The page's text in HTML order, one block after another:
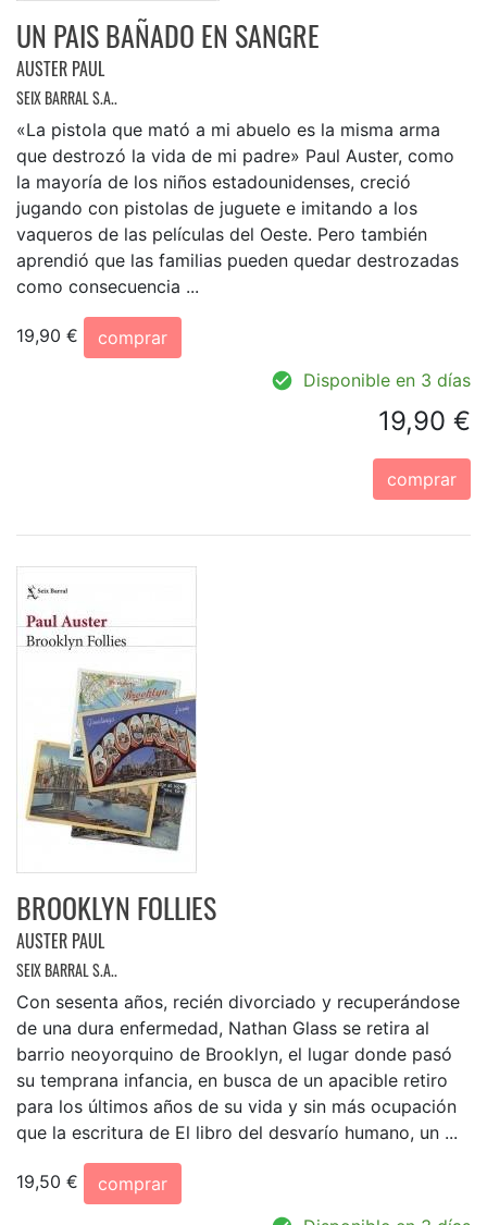
UN PAIS BAÑADO EN SANGRE
AUSTER PAUL
SEIX BARRAL S.A..
«La pistola que mató a mi abuelo es la misma arma
que destrozó la vida de mi padre» Paul Auster, como
la mayoría de los niños estadounidenses, creció
jugando con pistolas de juguete e imitando a los
vaqueros de las películas del Oeste. Pero también
aprendió que las familias pueden quedar destrozadas
como consecuencia ...
19,90 €
comprar
Disponible en 3 días
19,90 €
comprar
BROOKLYN FOLLIES
AUSTER PAUL
SEIX BARRAL S.A..
Con sesenta años, recién divorciado y recuperándose
de una dura enfermedad, Nathan Glass se retira al
barrio neoyorquino de Brooklyn, el lugar donde pasó
su temprana infancia, en busca de un apacible retiro
para los últimos años de su vida y sin más ocupación
que la escritura de El libro del desvarío humano, un ...
19,50 €
comprar